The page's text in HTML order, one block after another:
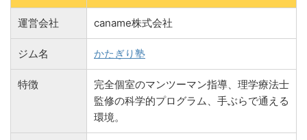
運営会社 caname株式会社
ジム名 かたぎり塾
特徴
完全個室のマンツーマン指導、理学療法士
監修の科学的プログラム、手ぶらで通える
環境。